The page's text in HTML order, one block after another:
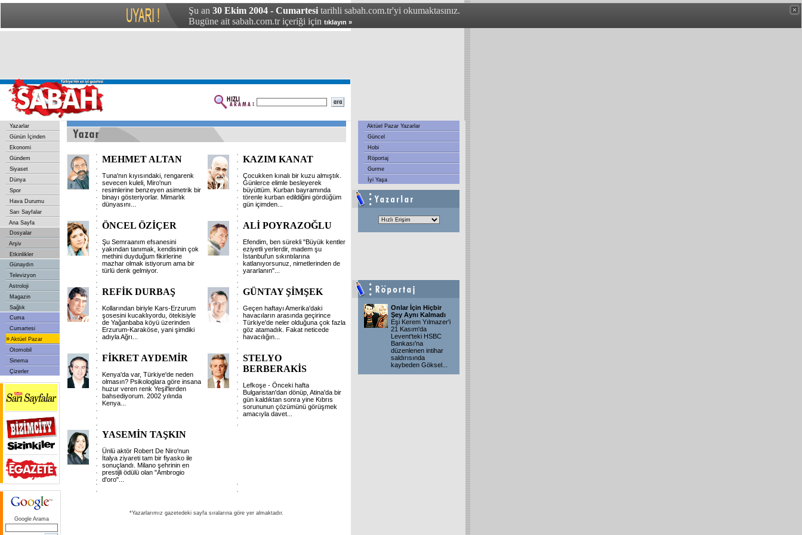
Şu an 30 Ekim 2004 - Cumartesi tarihli sabah.com.tr'yi okumaktasınız.
Bugüne ait sabah.com.tr içeriği için tıklayın »
Yazarlar
Günün İçinden
Ekonomi
Gündem
Siyaset
Dünya
Spor
Hava Durumu
Sarı Sayfalar
Ana Sayfa
Dosyalar
Arşiv
Etkinlikler
Günaydın
Televizyon
Astroloji
Magazin
Sağlık
Cuma
Cumartesi
» Aktüel Pazar
Otomobil
Sinema
Çizerler
Google Arama
MEHMET ALTAN
Tuna'nın kıyısındaki, rengarenk
sevecen kuleli, Miro'nun
resimlerine benzeyen asimetrik bir
binayı gösteriyorlar. Mimarlık
dünyasını
KAZIM KANAT
Çocukken kınalı bir kuzu almıştık.
Günlerce elimle besleyerek
büyüttüm. Kurban bayramında
törenle kurban edildiğini gördüğüm
gün içimden
ÖNCEL ÖZİÇER
Şu Semraanım efsanesini
yakından tanımak, kendisinin çok
methini duyduğum fikirlerine
mazhar olmak istiyorum ama bir
türlü denk gelmiyor.
ALİ POYRAZOĞLU
Efendim, ben sürekli "Büyük kentler
eziyetli yerlerdir, madem şu
İstanbul'un sıkıntılarına
katlanıyorsunuz, nimetlerinden de
yararlanın"
REFİK DURBAŞ
Kollarından biriyle Kars-Erzurum
şosesini kucaklıyordu, ötekisiyle
de Yağanbaba köyü üzerinden
Erzurum-Karaköse, yani şimdiki
adıyla Ağrı
GÜNTAY ŞİMŞEK
Geçen haftayı Amerika'daki
havacıların arasında geçirince
Türkiye'de neler olduğuna çok fazla
göz atamadık. Fakat neticede
havacılığın
FİKRET AYDEMİR
Kenya'da var, Türkiye'de neden
olmasın? Psikologlara göre insana
huzur veren renk Yeşil'lerden
bahsediyorum. 2002 yılında
Kenya
STELYO
BERBERAKİS
Lefkoşe - Önceki hafta
Bulgaristan'dan dönüp, Atina'da bir
gün kaldıktan sonra yine Kıbrıs
sorununun çözümünü görüşmek
amacıyla davet
YASEMİN TAŞKIN
Ünlü aktör Robert De Niro'nun
İtalya ziyareti tam bir fiyasko ile
sonuçlandı. Milano şehrinin en
prestijli ödülü olan "Ambrogio
d'oro"
*Yazarlarımız gazetedeki sayfa sıralarına göre yer almaktadır.
Aktüel Pazar Yazarlar
Güncel
Hobi
Röportaj
Gurme
İyi Yaşa
Onlar İçin Hiçbir
Şey Aynı Kalmadı
Eşi Kerem Yılmazer'i
21 Kasım'da
Levent'teki HSBC
Bankası'na
düzenlenen intihar
saldırısında
kaybeden Göksel